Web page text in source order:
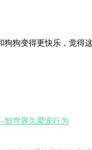
狗变得更快乐，觉得